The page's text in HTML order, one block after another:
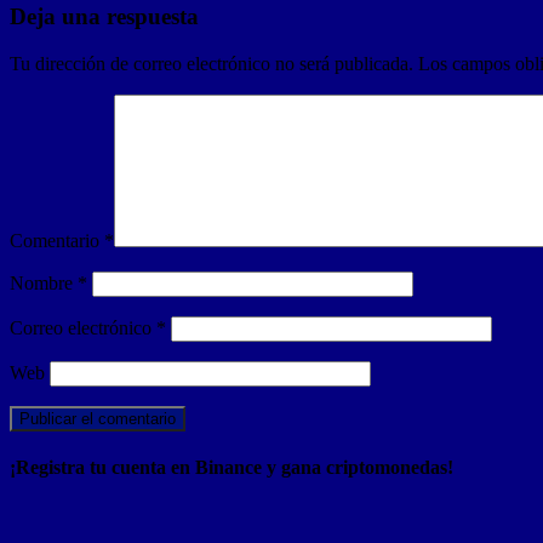
Deja una respuesta
Tu dirección de correo electrónico no será publicada. Los campos
Comentario *
Nombre *
Correo electrónico *
Web
¡Registra tu cuenta en Binance y gana criptomonedas!